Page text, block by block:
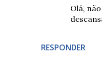
RESPONDER
Olá,